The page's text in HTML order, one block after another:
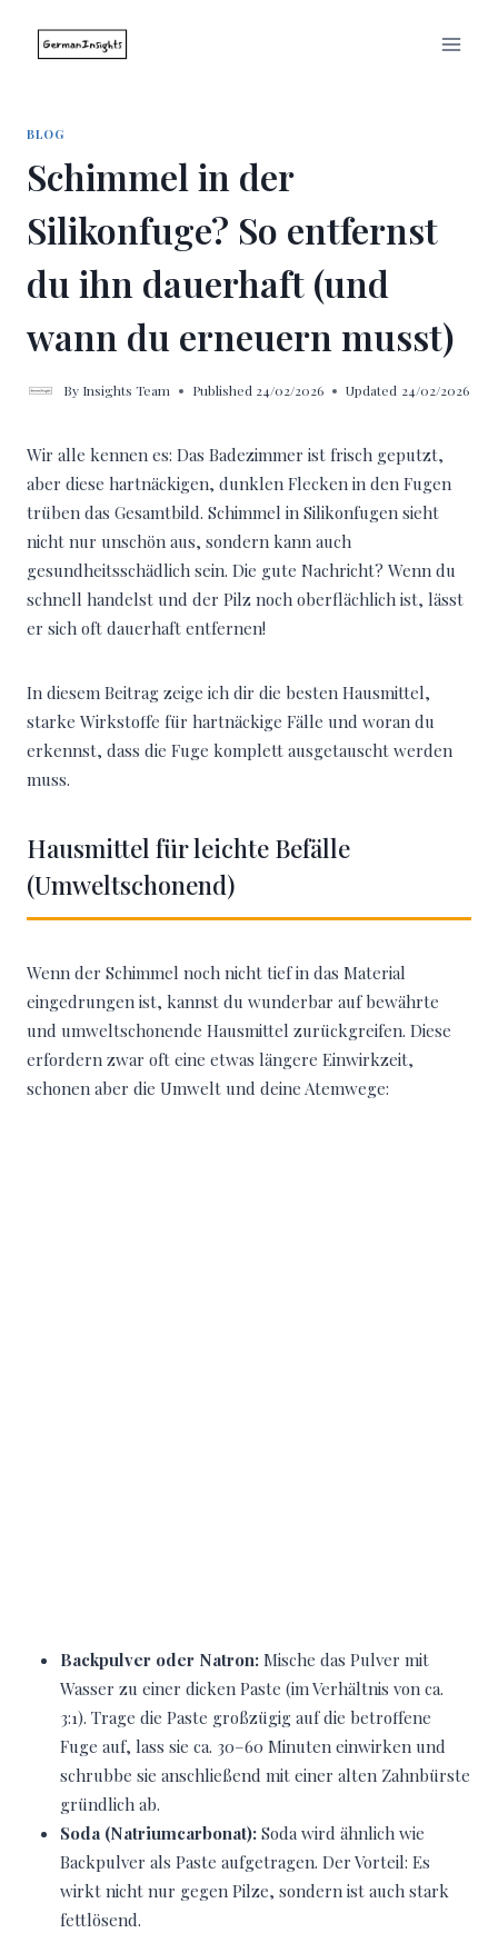
BLOG
Schimmel in der
Silikonfuge? So entfernst
du ihn dauerhaft (und
wann du erneuern musst)
By Insights Team Published 24/02/2026 Updated 24/02/2026
Wir alle kennen es: Das Badezimmer ist frisch geputzt,
aber diese hartnäckigen, dunklen Flecken in den Fugen
trüben das Gesamtbild. Schimmel in Silikonfugen sieht
nicht nur unschön aus, sondern kann auch
gesundheitsschädlich sein. Die gute Nachricht? Wenn du
schnell handelst und der Pilz noch oberflächlich ist, lässt
er sich oft dauerhaft entfernen!
In diesem Beitrag zeige ich dir die besten Hausmittel,
starke Wirkstoffe für hartnäckige Fälle und woran du
erkennst, dass die Fuge komplett ausgetauscht werden
muss.
Hausmittel für leichte Befälle
(Umweltschonend)
Wenn der Schimmel noch nicht tief in das Material
eingedrungen ist, kannst du wunderbar auf bewährte
und umweltschonende Hausmittel zurückgreifen. Diese
erfordern zwar oft eine etwas längere Einwirkzeit,
schonen aber die Umwelt und deine Atemwege:
Backpulver oder Natron: Mische das Pulver mit
Wasser zu einer dicken Paste (im Verhältnis von ca.
3:1). Trage die Paste großzügig auf die betroffene
Fuge auf, lass sie ca. 30–60 Minuten einwirken und
schrubbe sie anschließend mit einer alten Zahnbürste
gründlich ab.
Soda (Natriumcarbonat): Soda wird ähnlich wie
Backpulver als Paste aufgetragen. Der Vorteil: Es
wirkt nicht nur gegen Pilze, sondern ist auch stark
fettlösend.